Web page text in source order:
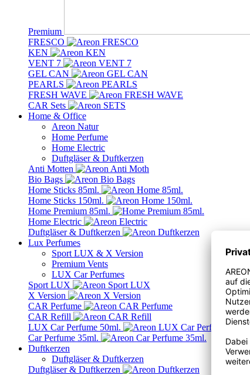
Premium
FRESCO
KEN
VENT 7
GEL CAN
PEARLS
FRESH WAVE
CAR Sets
Home & Office
Areon Natur
Home Perfume
Home Electric
Duftgläser & Duftkerzen
Anti Motten
Bio Bags
Home Sticks 85ml.
Home Sticks 150ml.
Home Premium 85ml.
Home Electric
Duftgläser & Duftkerzen
Lux Perfumes
Sport LUX & X Version
Premium Vents
LUX Car Perfumes
Sport LUX
X Version
CAR Perfume
CAR Refill
LUX Car Perfume 50ml.
Car Perfume 35ml.
Duftkerzen
Duftgläser & Duftkerzen
Duftgläser & Duftkerzen